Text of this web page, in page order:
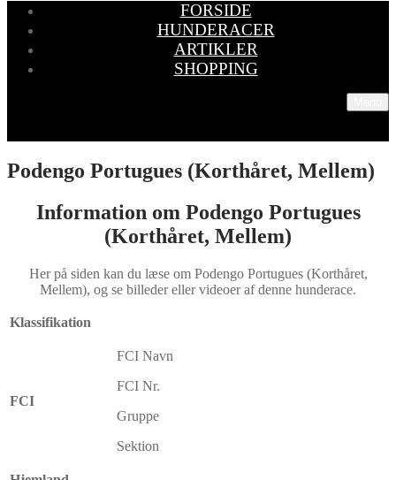
FORSIDE
HUNDERACER
ARTIKLER
SHOPPING
Podengo Portugues (Korthåret, Mellem)
Information om Podengo Portugues
(Korthåret, Mellem)
Her på siden kan du læse om Podengo Portugues (Korthåret,
Mellem), og se billeder eller videoer af denne hunderace.
Klassifikation
FCI
FCI Navn
FCI Nr.
Gruppe
Sektion